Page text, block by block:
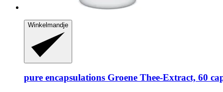
Winkelmandje
pure encapsulations Groene Thee-​Extract, 60